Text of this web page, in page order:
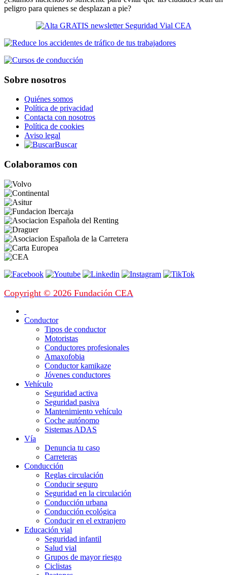
peligro para quienes se desplazan a pie?
Sobre nosotros
Quiénes somos
Política de privacidad
Contacta con nosotros
Política de cookies
Aviso legal
Buscar
Colaboramos con
Copyright © 2026 Fundación CEA
Conductor
Tipos de conductor
Motoristas
Conductores profesionales
Amaxofobia
Conductor kamikaze
Jóvenes conductores
Vehículo
Seguridad activa
Seguridad pasiva
Mantenimiento vehículo
Coche autónomo
Sistemas ADAS
Vía
Denuncia tu caso
Carreteras
Conducción
Reglas circulación
Conducir seguro
Seguridad en la circulación
Conducción urbana
Conducción ecológica
Conducir en el extranjero
Educación vial
Seguridad infantil
Salud vial
Grupos de mayor riesgo
Ciclistas